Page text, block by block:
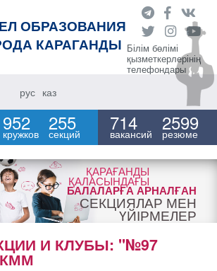
ОБРАЗОВАНИЯ
КАРАГАНДЫ Білім бөлімі
қызметкерлерінің
телефондары
рус каз
952
кружков 255
секций 714
вакансий 2599
резюме
ҚАРАҒАНДЫ
ҚАЛАСЫНДАҒЫ
БАЛАЛАРҒА АРНАЛҒАН
СЕКЦИЯЛАР МЕН
ҮЙІРМЕЛЕР
И КЛУБЫ: "№97